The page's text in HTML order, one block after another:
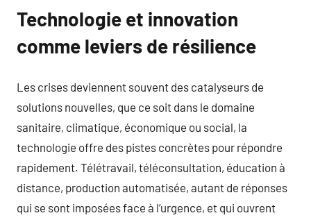
Technologie et innovation
comme leviers de résilience
Les crises deviennent souvent des catalyseurs de
solutions nouvelles, que ce soit dans le domaine
sanitaire, climatique, économique ou social, la
technologie offre des pistes concrètes pour répondre
rapidement. Télétravail, téléconsultation, éducation à
distance, production automatisée, autant de réponses
qui se sont imposées face à l’urgence, et qui ouvrent